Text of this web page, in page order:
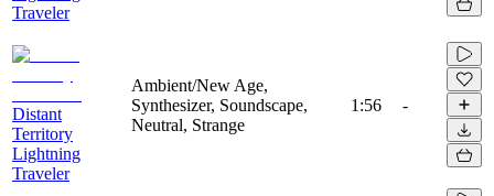
Traveler
Distant
Territory
Lightning
Traveler
Ambient/New Age,
Synthesizer, Soundscape,
Neutral, Strange
1:56 -